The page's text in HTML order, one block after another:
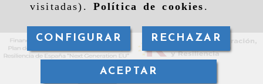
visitadas). Política de cookies .
CONFIGURAR RECHAZAR
ACEPTAR